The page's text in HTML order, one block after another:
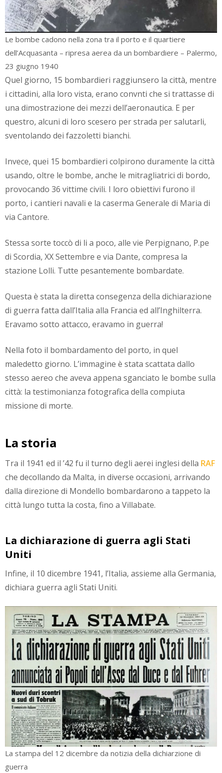
Le bombe cadono nella zona tra il porto e il quartiere
dell’Acquasanta – ripresa aerea da un bombardiere – Palermo,
23 giugno 1940
Quel giorno, 15 bombardieri raggiunsero la città, mentre
i cittadini, alla loro vista, erano convnti che si trattasse di
una dimostrazione dei mezzi dell’aeronautica. E per
questro, alcuni di loro scesero per strada per salutarli,
sventolando dei fazzoletti bianchi.
Invece, quei 15 bombardieri colpirono duramente la città
usando, oltre le bombe, anche le mitragliatrici di bordo,
provocando 36 vittime civili. I loro obiettivi furono il
porto, i cantieri navali e la caserma Generale di Maria di
via Cantore.
Stessa sorte toccò di li a poco, alle vie Perpignano, P.pe
di Scordia, XX Settembre e via Dante, compresa la
stazione Lolli. Tutte pesantemente bombardate.
Questa è stata la diretta consegenza della dichiarazione
di guerra fatta dall’Italia alla Francia ed all’Inghilterra.
Eravamo sotto attacco, eravamo in guerra!
Nella foto il bombardamento del porto, in quel
maledetto giorno. L’immagine è stata scattata dallo
stesso aereo che aveva appena sganciato le bombe sulla
città: la testimonianza fotografica della compiuta
missione di morte.
La storia
Tra il 1941 ed il ’42 fu il turno degli aerei inglesi della RAF
che decollando da Malta, in diverse occasioni, arrivando
dalla direzione di Mondello bombardarono a tappeto la
città lungo tutta la costa, fino a Villabate.
La dichiarazione di guerra agli Stati
Uniti
Infine, il 10 dicembre 1941, l’Italia, assieme alla Germania,
dichiara guerra agli Stati Uniti.
La stampa del 12 dicembre da notizia della dichiarzione di
guerra